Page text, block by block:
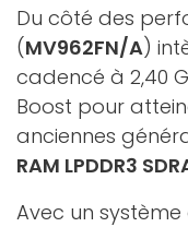
Du côté des
(MV962FN/A)
cadencé à 2,40
Boost pour
anciennes
RAM LPDDR3
Avec un système